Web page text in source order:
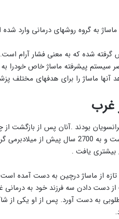
به گروه روشهای درمانی وارد
گرفته شده که به معنی فشار آرام
سیستم پیشرفته ماساژ خاص خودرا
ماساژ را برای هدفهای مختلف
غرب
بودند .آنان پس از بازگشت
نوشته های پزشکی چینی است و به 2700
یافت .
تازه از ماساژ درچین به دست آمده
دست دادن سه فرزند خود به درمانی
به دست آورد. پس از او یکی از